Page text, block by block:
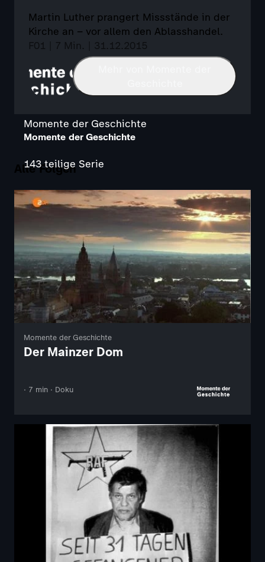
Martin Luther prangert Missstände in der
Kirche an – vor allem den Ablasshandel.
F01 | 7 Min. | 31.12.2015
Alle Folgen
Momente der Geschichte
Momente der Geschichte
143 teilige Serie
Momente der Geschichte
Der Mainzer Dom
· 7 min · Doku